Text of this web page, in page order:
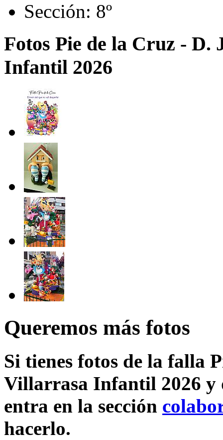
Sección: 8º
Fotos Pie de la Cruz -
Infantil 2026
Queremos más fotos
Si tienes fotos de la falla
Villarrasa Infantil 2026 y
entra en la sección
hacerlo.